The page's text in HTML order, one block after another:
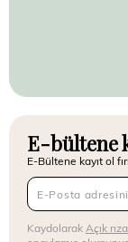
E-bültene
E-Bültene kayıt ol
Kaydolarak Açık rıza